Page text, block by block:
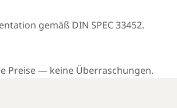
gemäß DIN SPEC 33452.
Preise — keine Überraschungen.